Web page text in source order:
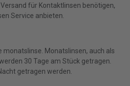
für Kontaktlinsen benötigen,
Service anbieten.
monatslinse. Monatslinsen, auch als
30 Tage am Stück getragen.
getragen werden.